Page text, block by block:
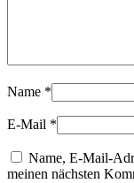
Name *
E-Mail *
Name, E-Mail-
meinen nächsten